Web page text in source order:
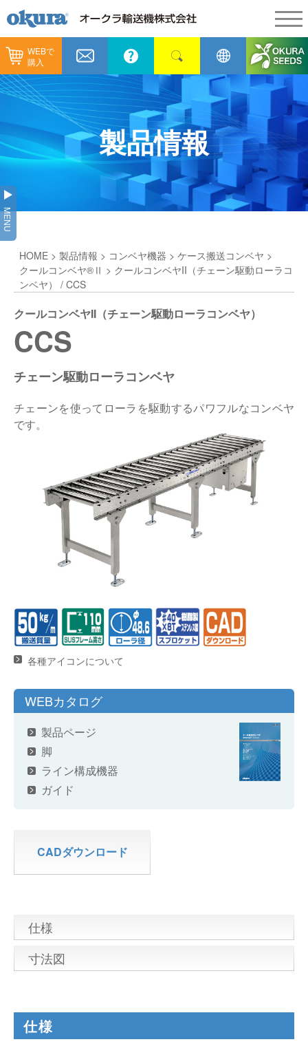
WEBで
購入
製品情報
製品情報
コンベヤ機器
コンベヤ機器を探す
ヒント集
GTPシステム
仕分けシステム
保管システム
パレタイズ・デパレタイズシステム
バンニング・デバンニングシステム
バーチカル装置（垂直搬送機）
納入事例
納入事例
全業種
飲料
食品
メンテナンス
カタログ／CAD
代表あいさつ
会社概要
事業所一覧
オークラグループ
オークラの取組み
採用情報
ショールーム
オークラミュージアム
新着情報
生産終了品
物流用語集
プライバシーポリシー
サイトポリシー
製品情報
MENU
HOME > 製品情報 > コンベヤ機器 > ケース搬送コンベヤ >
クールコンベヤ®Ⅱ > クールコンベヤII（チェーン駆動ローラコ
ンベヤ） / CCS
クールコンベヤII（チェーン駆動ローラコンベヤ）
CCS
チェーン駆動ローラコンベヤ
チェーンを使ってローラを駆動するパワフルなコンベヤ
です。
各種アイコンについて
WEBカタログ
製品ページ
脚
ライン構成機器
ガイド
CADダウンロード
仕様
寸法図
仕様